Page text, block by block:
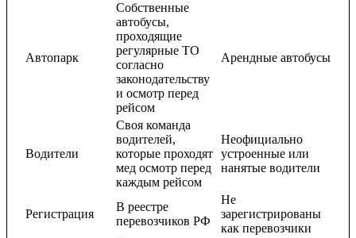
Автопарк
Собственные
автобусы,
проходящие
регулярные ТО
согласно
законодательству
и осмотр перед
рейсом
Арендные автобусы
Водители
Своя команда
водителей,
которые проходят
мед осмотр перед
каждым рейсом
Неофициально
устроенные или
нанятые водители
Регистрация
В реестре
перевозчиков РФ
Не
зарегистрированы
как перевозчики